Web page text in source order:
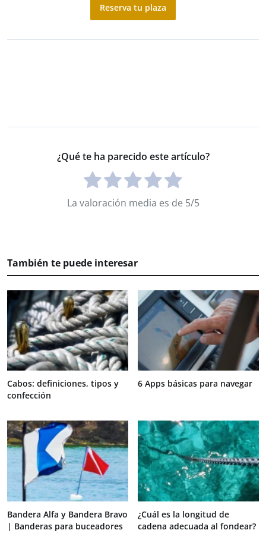
Reserva tu plaza
¿Qué te ha parecido este artículo?
La valoración media es de 5/5
También te puede interesar
Cabos: definiciones, tipos y
confección
6 Apps básicas para navegar
Bandera Alfa y Bandera Bravo
| Banderas para buceadores
¿Cuál es la longitud de
cadena adecuada al fondear?